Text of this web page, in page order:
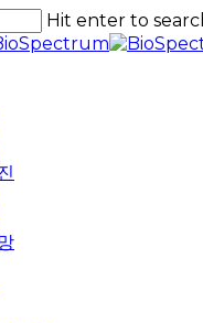
Hit enter to